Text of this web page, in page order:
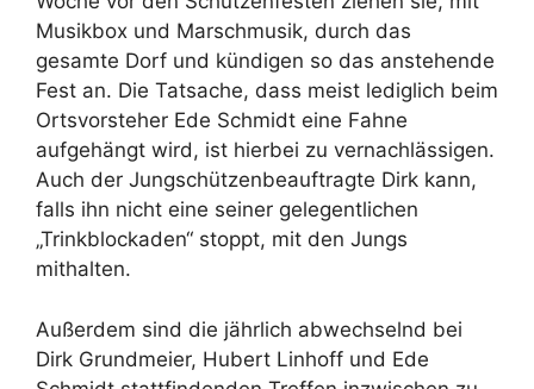
Musikbox und Marschmusik, durch das
gesamte Dorf und kündigen so das anstehende
Fest an. Die Tatsache, dass meist lediglich beim
Ortsvorsteher Ede Schmidt eine Fahne
aufgehängt wird, ist hierbei zu vernachlässigen.
Auch der Jungschützenbeauftragte Dirk kann,
falls ihn nicht eine seiner gelegentlichen
„Trinkblockaden“ stoppt, mit den Jungs
mithalten.
Außerdem sind die jährlich abwechselnd bei
Dirk Grundmeier, Hubert Linhoff und Ede